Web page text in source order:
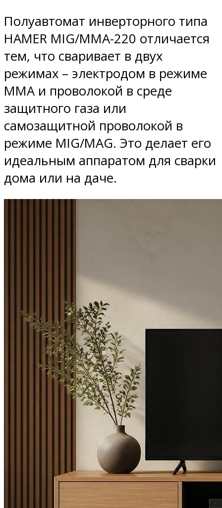
Полуавтомат инверторного типа
HAMER MIG/MMA-220 отличается
тем, что сваривает в двух
режимах – электродом в режиме
ММА и проволокой в среде
защитного газа или
самозащитной проволокой в
режиме MIG/MAG. Это делает его
идеальным аппаратом для сварки
дома или на даче.